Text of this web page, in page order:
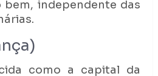
independente das
como a capital da